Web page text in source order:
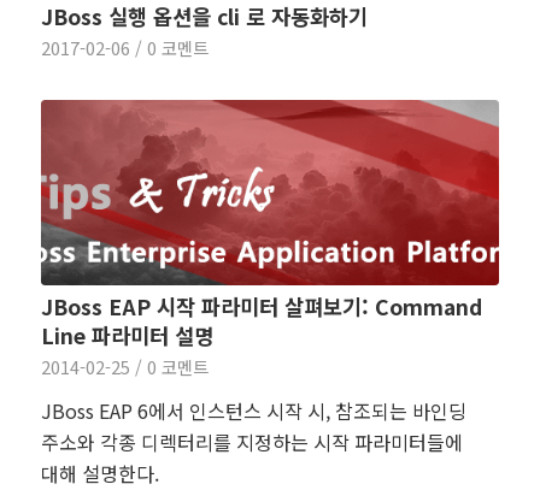
JBoss 실행 옵션을 cli 로 자동화하기
2017-02-06 / 0 코멘트
JBoss EAP 시작 파라미터 살펴보기: Command
Line 파라미터 설명
2014-02-25 / 0 코멘트
JBoss EAP 6에서 인스턴스 시작 시, 참조되는 바인딩
주소와 각종 디렉터리를 지정하는 시작 파라미터들에
대해 설명한다.